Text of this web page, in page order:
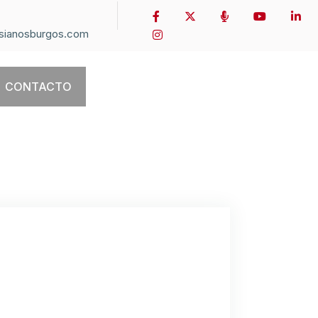
CONTACTO